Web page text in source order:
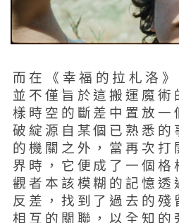
而在《幸福的拉札洛
並不僅旨於這搬運魔術
樣時空的斷差中置放一
破綻源自某個已熟悉的
的機關之外，當再次打
界時，它便成了一個格
觀者本該模糊的記憶透
反差，找到了過去的殘
相互的關聯，以全知的